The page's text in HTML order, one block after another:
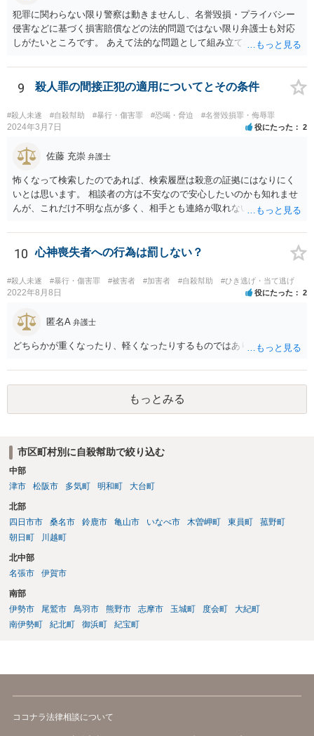
犯罪に関わらない限り警察は動きませんし、名誉毀損・プライバシー
侵害などに基づく損害賠償などの法的問題ではない限り弁護士も対応
しがたいところです。 あえて法的な問題として組み立てれば、迷惑な
考えられますが、発信者情報開示などで加害者の住所氏名を特定する
には最低でも３０万円以上の弁護士費用は必要になってくるかと思い
ないですか。 逆に費用の点からして、加害者が訴訟を考えているとか
の話も、かなりの高確率でマユツバかなと思います。ゲーム内の結婚
し、うっかり「ﾀﾋね」とか書き込むと、自殺教唆罪が成立する可能性
対応でしょう。
9 殺人罪の間接正犯の適用についてとその条件
#殺人未遂 #自殺幇助 #暴行・傷害罪 #恐喝・脅迫 #名誉毀損罪・侮辱罪
2024年3月7日 役にたった 2
佐藤 充崇 弁護士
怖くなって検索したのであれば、検索履歴は殺意の証拠にはなりにく
いとは思います。 相談者の方は不安なので安心したいのかも知れませ
んが、これだけ不明な点が多く、相手とも連絡が取れないとなると、
しますが・・・ それでもどうしても気になるようなら、弁護士に予約
取って相談すべきです。 正直、今後こういうことをしないよう気を付
えるしかないように思います。
10 心神喪失者への行為は罰しない？
#殺人未遂 #暴行・傷害罪 #被害者 #加害者 #自殺幇助 #ひき逃げ・当て逃げ
2022年8月8日 役にたった 2
匿名A 弁護士
どちらかが重くなったり、軽くなったりするものではありません。
もっとみる
市区町村別に自殺幇助で絞り込む
中部
津市
松阪市 多気町 明和町 大台町
北部
四日市市
桑名市 鈴鹿市 亀山市 いなべ市 木曽岬町 東員町
菰野町
朝日町
川越町
北中部
名張市
伊賀市
南部
伊勢市
尾鷲市 鳥羽市 熊野市 志摩市 玉城町 度会町
大紀町
南伊勢町
紀北町 御浜町 紀宝町
ココナラ法律相談について